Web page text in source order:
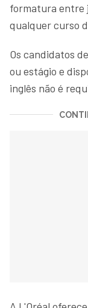
formatura entre
qualquer curso
Os candidatos
ou estágio e
inglês não é